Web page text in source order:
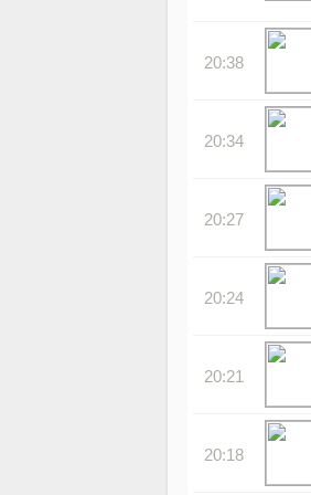
20:38
20:34
20:27
20:24
20:21
20:18